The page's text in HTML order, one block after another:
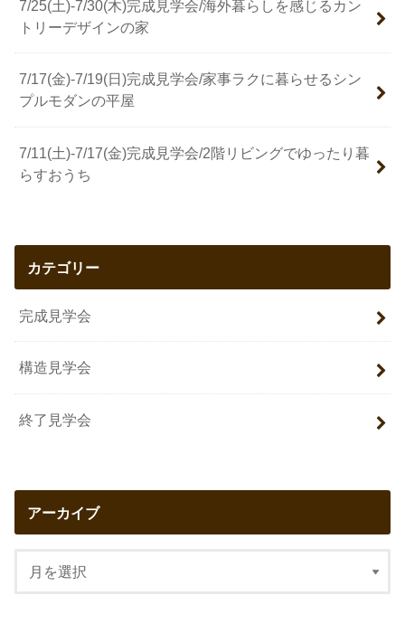
7/25(土)-7/30(木)完成見学会/海外暮らしを感じるカン
トリーデザインの家
7/17(金)-7/19(日)完成見学会/家事ラクに暮らせるシン
プルモダンの平屋
7/11(土)-7/17(金)完成見学会/2階リビングでゆったり暮
らすおうち
カテゴリー
完成見学会
構造見学会
終了見学会
アーカイブ